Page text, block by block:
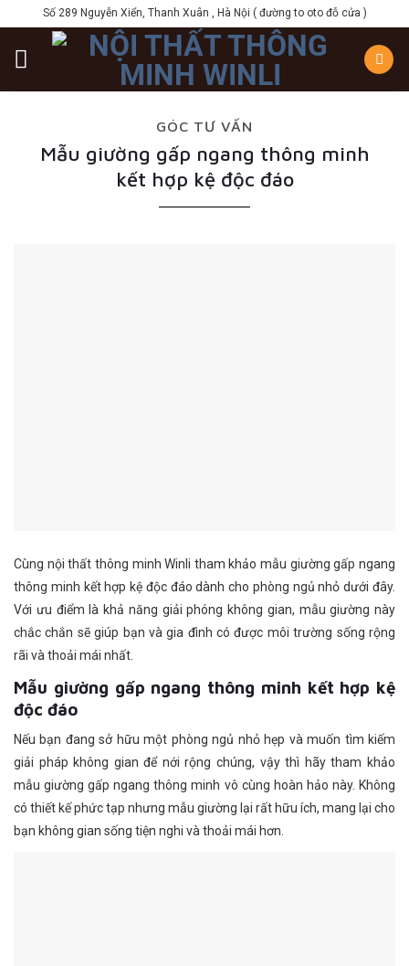
to
content
Số 289 Nguyễn Xiển, Thanh Xuân , Hà Nội ( đường to oto đỗ cửa )
GÓC TƯ VẤN
Mẫu giường gấp ngang thông minh
kết hợp kệ độc đáo
Cùng nội thất thông minh Winli tham khảo mẫu giường gấp ngang
thông minh kết hợp kệ độc đáo dành cho phòng ngủ nhỏ dưới đây.
Với ưu điểm là khả năng giải phóng không gian, mẫu giường này
chắc chắn sẽ giúp bạn và gia đình có được môi trường sống rộng
rãi và thoải mái nhất.
Mẫu giường gấp ngang thông minh kết hợp kệ
độc đáo
Nếu bạn đang sở hữu một phòng ngủ nhỏ hẹp và muốn tìm kiếm
giải pháp không gian để nới rộng chúng, vậy thì hãy tham khảo
mẫu giường gấp ngang thông minh vô cùng hoàn hảo này. Không
có thiết kế phức tạp nhưng mẫu giường lại rất hữu ích, mang lại cho
bạn không gian sống tiện nghi và thoải mái hơn.